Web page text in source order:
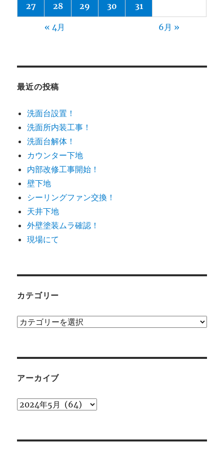
27 28 29 30 31
« 4月 6月 »
最近の投稿
洗面台設置！
洗面所内装工事！
洗面台解体！
カウンター下地
内部改修工事開始！
壁下地
シーリングファン交換！
天井下地
外壁塗装ムラ確認！
現場にて
カテゴリー
カ
ー
アーカイブ
ア